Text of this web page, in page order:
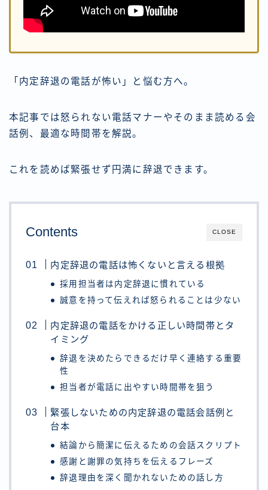
「内定辞退の電話が怖い」と悩む方へ。
本記事では怒られない電話マナーやそのまま読める会
話例、最適な時間帯を解説。
これを読めば緊張せず円満に辞退できます。
CLOSE
Contents
内定辞退の電話は怖くないと言える根拠
採用担当者は内定辞退に慣れている
誠意を持って伝えれば怒られることは少ない
内定辞退の電話をかける正しい時間帯とタ
イミング
辞退を決めたらできるだけ早く連絡する重要
性
担当者が電話に出やすい時間帯を狙う
緊張しないための内定辞退の電話会話例と
台本
結論から簡潔に伝えるための会話スクリプト
感謝と謝罪の気持ちを伝えるフレーズ
辞退理由を深く聞かれないための話し方